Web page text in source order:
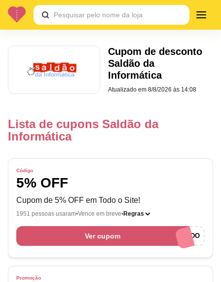
Cupom de desconto
Saldão da
Informática
Atualizado em8/8/2026 às 14:08
Lista de cupons Saldão da
Informática
Código
5% OFF
Cupom de 5% OFF em Todo o Site!
1951 pessoas usaram Vence em breve Regras
Ver cupom BEMVINDO
Promoção